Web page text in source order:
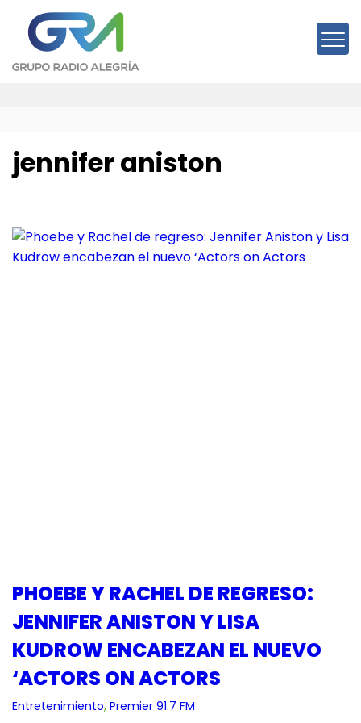
contenido
jennifer aniston
PHOEBE Y RACHEL DE REGRESO:
JENNIFER ANISTON Y LISA
KUDROW ENCABEZAN EL NUEVO
‘ACTORS ON ACTORS
Entretenimiento, Premier 91.7 FM